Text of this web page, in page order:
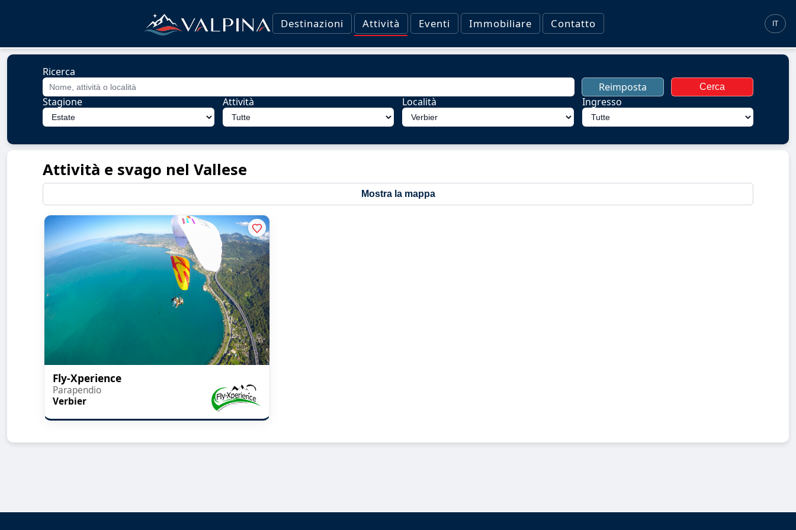
Destinazioni Attività Eventi Immobiliare Contatto IT
Ricerca
Reimposta
Cerca
Stagione Attività Località Ingresso
Attività e svago nel Vallese
Mostra la mappa
Fly-Xperience
Parapendio
Verbier